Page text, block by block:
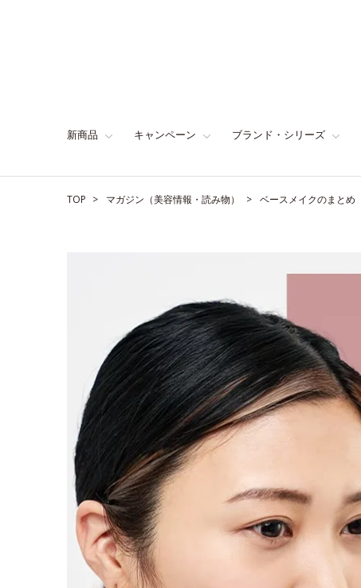
新商品 キャンペーン ブランド・シリーズ
TOP マガジン（美容情報・読み物） ベースメイクのまとめ